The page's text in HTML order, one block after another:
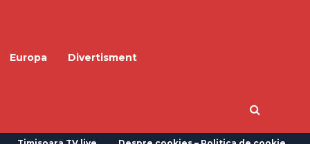
Europa Divertisment